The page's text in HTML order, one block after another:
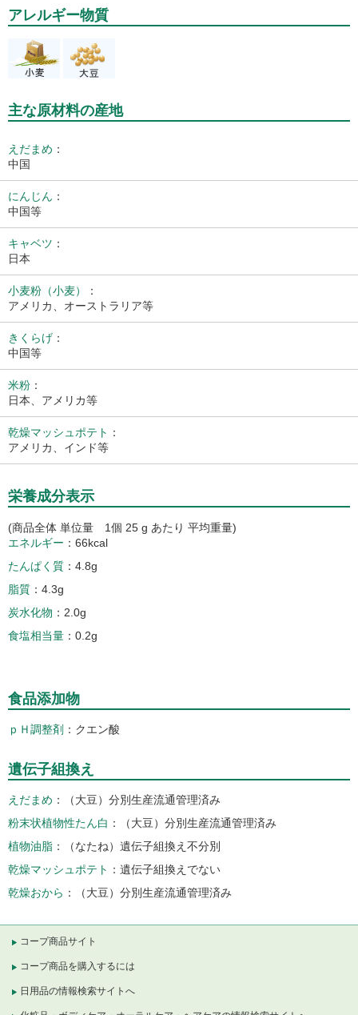
アレルギー物質
主な原材料の産地
えだまめ ：
中国
にんじん ：
中国等
キャベツ ：
日本
小麦粉（小麦）
：
アメリカ、オーストラリア等
きくらげ ：
中国等
米粉 ：
日本、アメリカ等
乾燥マッシュポテト ：
アメリカ、インド等
栄養成分表示
(商品全体 単位量 1個 25 g あたり 平均重量)
エネルギー
66kcal
たんぱく質
4.8g
脂質
4.3g
炭水化物
2.0g
食塩相当量
0.2g
食品添加物
ｐＨ調整剤 クエン酸
遺伝子組換え
えだまめ
（大豆）分別生産流通管理済み
粉末状植物性たん白
（大豆）分別生産流通管理済み
植物油脂
（なたね）遺伝子組換え不分別
乾燥マッシュポテト
遺伝子組換えでない
乾燥おから
（大豆）分別生産流通管理済み
コープ商品サイト
コープ商品を購入するには
日用品の情報検索サイトへ